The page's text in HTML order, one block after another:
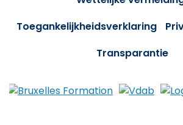
Toegankelijkheidsverklaring
Transparantie